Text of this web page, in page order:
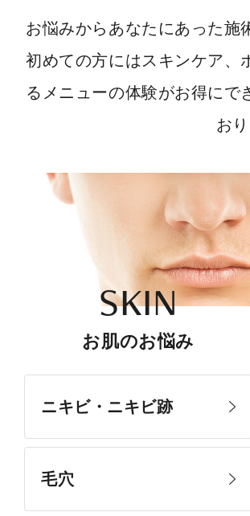
お悩みからあなたにあった施
初めての方にはスキンケア、
るメニューの体験がお得にで
お
SKIN
お肌のお悩み
ニキビ・ニキビ跡
毛穴